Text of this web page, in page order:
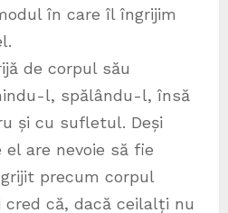
în care îl îngrijim
de corpul său
l, spălându-l, însă
și cu sufletul. Deși
are nevoie să fie
precum corpul
cred că, dacă ceilalți nu